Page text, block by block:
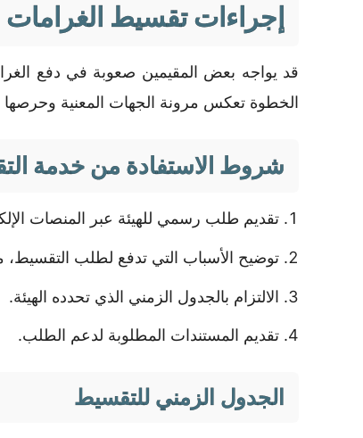
إجراءات تقسيط الغرامات
قد يواجه بعض المقيمين صعوبة في دفع
الخطوة تعكس مرونة الجهات المعنية
شروط الاستفادة من خدمة
تقديم طلب رسمي للهيئة عبر المنصات
توضيح الأسباب التي تدفع لطلب التقسيط،
الالتزام بالجدول الزمني الذي تحدده الهيئة.
تقديم المستندات المطلوبة لدعم الطلب.
الجدول الزمني للتقسيط